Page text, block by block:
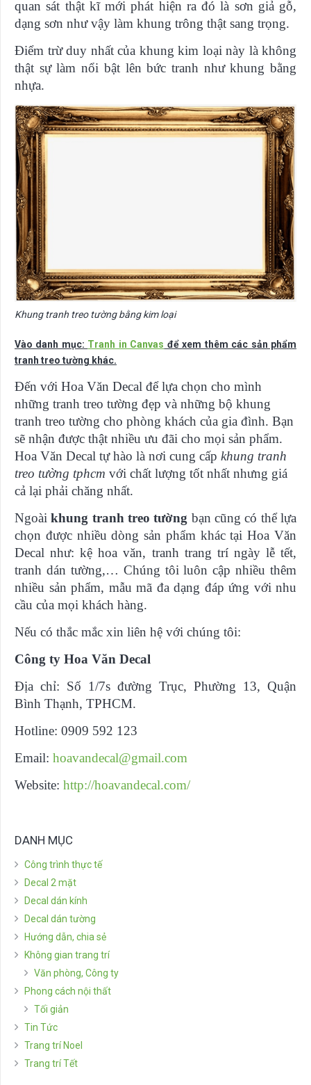
quan sát thật kĩ mới phát hiện ra đó là sơn giả gỗ,
dạng sơn như vậy làm khung trông thật sang trọng.
Điểm trừ duy nhất của khung kim loại này là không
thật sự làm nổi bật lên bức tranh như khung bằng
nhựa.
Khung tranh treo tường bằng kim loại
Vào danh mục: Tranh in Canvas để xem thêm các sản phẩm
tranh treo tường khác.
Đến với Hoa Văn Decal để lựa chọn cho mình
những tranh treo tường đẹp và những bộ khung
tranh treo tường cho phòng khách của gia đình. Bạn
sẽ nhận được thật nhiều ưu đãi cho mọi sản phẩm.
Hoa Văn Decal tự hào là nơi cung cấp khung tranh
treo tường tphcm với chất lượng tốt nhất nhưng giá
cả lại phải chăng nhất.
Ngoài khung tranh treo tường bạn cũng có thể lựa
chọn được nhiều dòng sản phẩm khác tại Hoa Văn
Decal như: kệ hoa văn, tranh trang trí ngày lễ tết,
tranh dán tường,… Chúng tôi luôn cập nhiều thêm
nhiều sản phẩm, mẫu mã đa dạng đáp ứng với nhu
cầu của mọi khách hàng.
Nếu có thắc mắc xin liên hệ với chúng tôi:
Công ty Hoa Văn Decal
Địa chỉ: Số 1/7s đường Trục, Phường 13, Quận
Bình Thạnh, TPHCM.
Hotline: 0909 592 123
Email: hoavandecal@gmail.com
Website: http://hoavandecal.com/
DANH MỤC
Công trình thực tế
Decal 2 mặt
Decal dán kính
Decal dán tường
Hướng dẫn, chia sẻ
Không gian trang trí
Văn phòng, Công ty
Phong cách nội thất
Tối giản
Tin Tức
Trang trí Noel
Trang trí Tết